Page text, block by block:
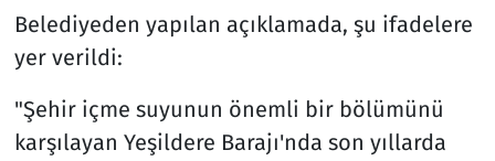
Belediyeden yapılan açıklamada, şu ifadelere
yer verildi:
"Şehir içme suyunun önemli bir bölümünü
karşılayan Yeşildere Barajı'nda son yıllarda